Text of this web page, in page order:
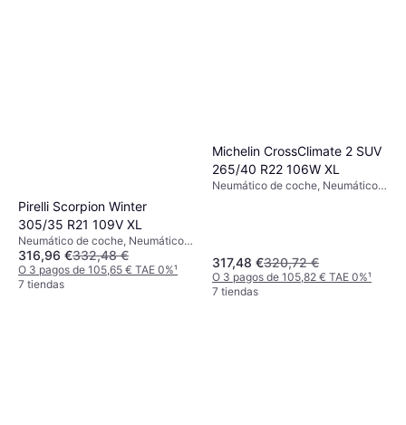
Pirelli Scorpion Winter
305/35 R21 109V XL
Neumático de coche, Neumáticos
de verano, Neumáticos de
invierno, Neumáticos para todas
las estaciones, No, 4x4, Vehículo
316,96 €332,48 €
O 3 pagos de 105,65 € TAE 0%¹
7 tiendas
Michelin CrossClimate 2 SUV
265/40 R22 106W XL
Neumático de coche, Neumáticos
317,48 €320,72 €
O 3 pagos de 105,82 € TAE 0%¹
7 tiendas